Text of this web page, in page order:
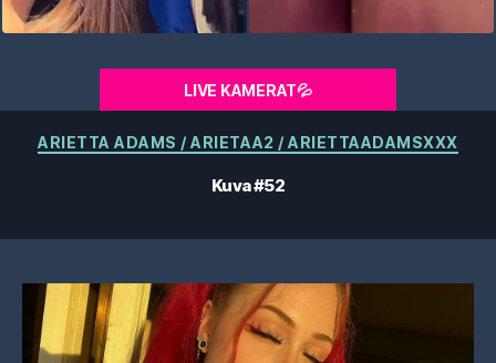
LIVE KAMERAT💦
Kategoriat
ARIETTA ADAMS / ARIETAA2 / ARIETTAADAMSXXX
Kuva #52